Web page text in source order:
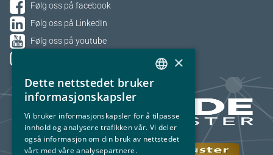
Følg oss på facebook
Følg oss på LinkedIn
Følg oss på youtube
NORWEGIAN
×
Dette nettstedet bruker
informasjonskapsler
Vi bruker informasjonskapsler for å tilpasse
innhold og analysere trafikken vår. Vi deler
også informasjon om din bruk av nettstedet
vårt med våre analysepartnere.